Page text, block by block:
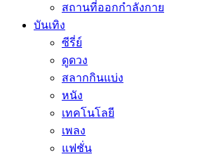
สถานที่ออกกำลังกาย
บันเทิง
ซีรี่ย์
ดูดวง
สลากกินแบ่ง
หนัง
เทคโนโลยี
เพลง
แฟชั่น